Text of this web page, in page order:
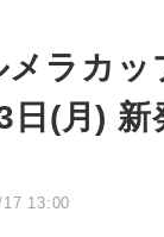
メラカ
日(月) 新
13:00